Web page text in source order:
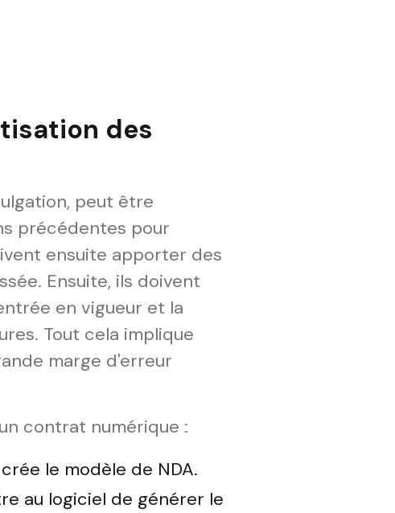
des
peut être
précédentes pour
ensuite apporter des
Ensuite, ils doivent
en vigueur et la
Tout cela implique
marge d'erreur
contrat numérique :
le modèle de NDA.
au logiciel de générer le